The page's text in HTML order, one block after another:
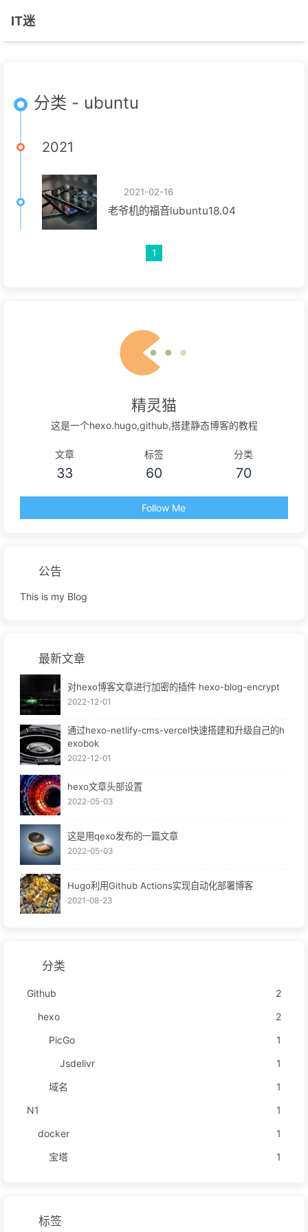
IT迷
分类 - ubuntu
2021
2021-02-16
老爷机的福音lubuntu18.04
1
精灵猫
这是一个hexo.hugo,github,搭建静态博客的教程
文章
33
标签
60
分类
70
Follow Me
公告
This is my Blog
最新文章
对hexo博客文章进行加密的插件 hexo-blog-encrypt
2022-12-01
通过hexo-netlify-cms-vercel快速搭建和升级自己的h
exobok
2022-12-01
hexo文章头部设置
2022-05-03
这是用qexo发布的一篇文章
2022-05-03
Hugo利用Github Actions实现自动化部署博客
2021-08-23
分类
Github
2
hexo
2
PicGo
1
Jsdelivr
1
域名
1
N1
1
docker
1
宝塔
1
标签